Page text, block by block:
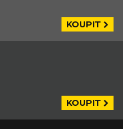
KOUPIT
KOUPIT